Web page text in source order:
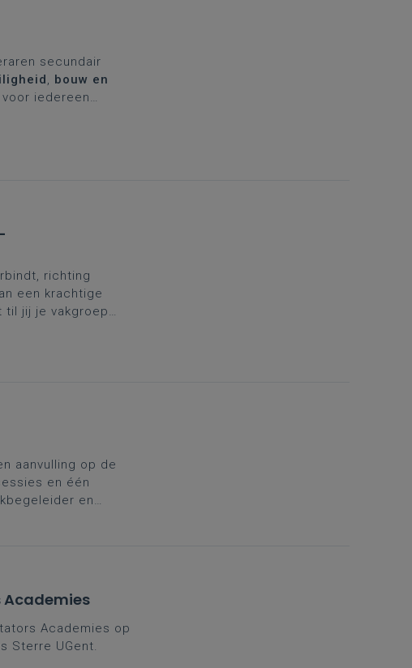
secundair
bouw en
iedereen
richting
een krachtige
til jij je vakgroep
aanvulling op de
en één
en
Academies
Academies op
Sterre UGent.